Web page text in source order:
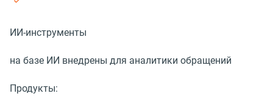
ИИ-инструменты
на базе ИИ внедрены для аналитики обращений
Продукты: